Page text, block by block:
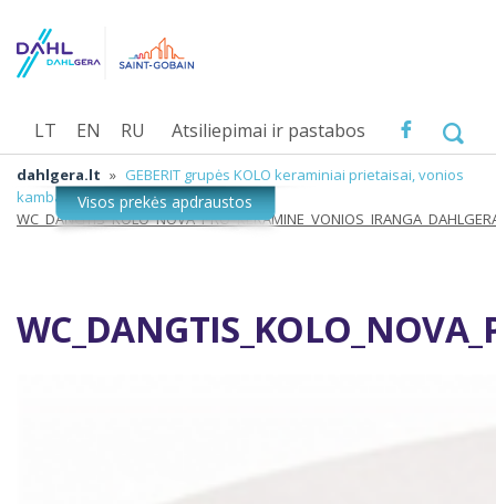
Atsiliepimai ir pastabos
LT EN RU
dahlgera.lt » GEBERIT grupės KOLO keraminiai prietaisai, vonios
kambario įranga »